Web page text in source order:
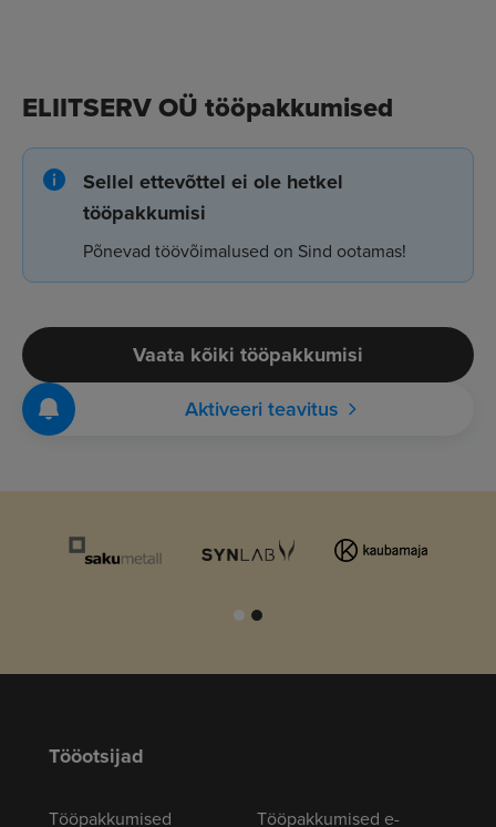
ELIITSERV OÜ tööpakkumised
Sellel ettevõttel ei ole hetkel
tööpakkumisi
Põnevad töövõimalused on Sind ootamas!
Vaata kõiki tööpakkumisi
Aktiveeri teavitus
Tööotsijad
Tööpakkumised
Tööpakkumised e-